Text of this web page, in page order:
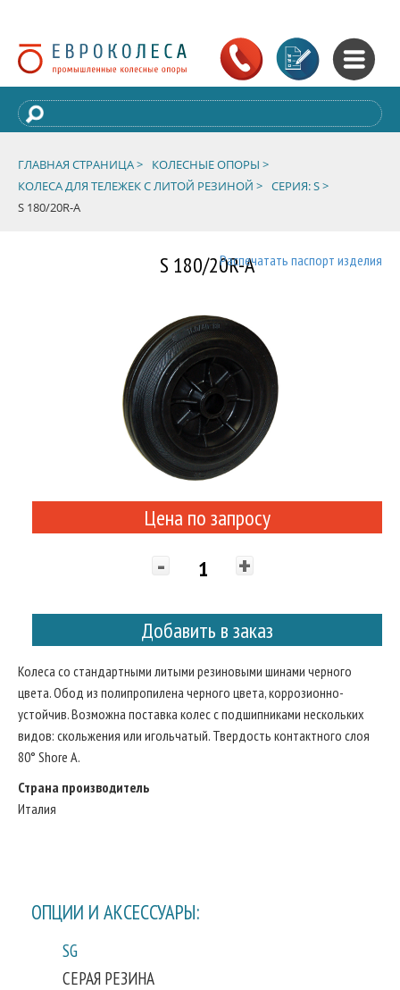
ГЛАВНАЯ СТРАНИЦА >
КОЛЕСНЫЕ ОПОРЫ >
КОЛЕСА ДЛЯ ТЕЛЕЖЕК С ЛИТОЙ РЕЗИНОЙ > СЕРИЯ: S >
S 180/20R-A
S 180/20R-AРаспечатать паспорт изделия
Цена по запросу
- +
Добавить в заказ
Колеса со стандартными литыми резиновыми шинами черного
цвета. Обод из полипропилена черного цвета, коррозионно-
устойчив. Возможна поставка колес с подшипниками нескольких
видов: скольжения или игольчатый. Твердость контактного слоя
80° Shore A.
Страна производитель
Италия
ОПЦИИ И АКСЕССУАРЫ:
SG
СЕРАЯ РЕЗИНА